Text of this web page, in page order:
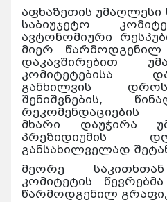
აფხაზეთის უმაღლესი
საბიუჯეტო
ავტონომიური
მიერ წარმოდგენილ
დაკავშირებით
კომიტეტებისა
განხილვის
შენიშვნების,
რეკომენდაციების
მხარი დაუჭირა
პრეზიდიუმის
განსახილველად
მეორე
კომიტეტის
წარმოდგენილ